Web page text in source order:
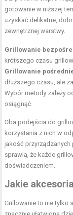
gotowanie w niższej
uzyskać delikatne,
zewnętrznej warstwy.
Grillowanie
krótszego czasu
Grillowanie
dłuższego czasu, ale
Wybór metody zależy
osiągnąć.
Oba podejścia do
korzystania z nich w
jakość przyrządzanych
sprawią, że każde
doświadczeniem.
Jakie
Grillowanie to nie tylko